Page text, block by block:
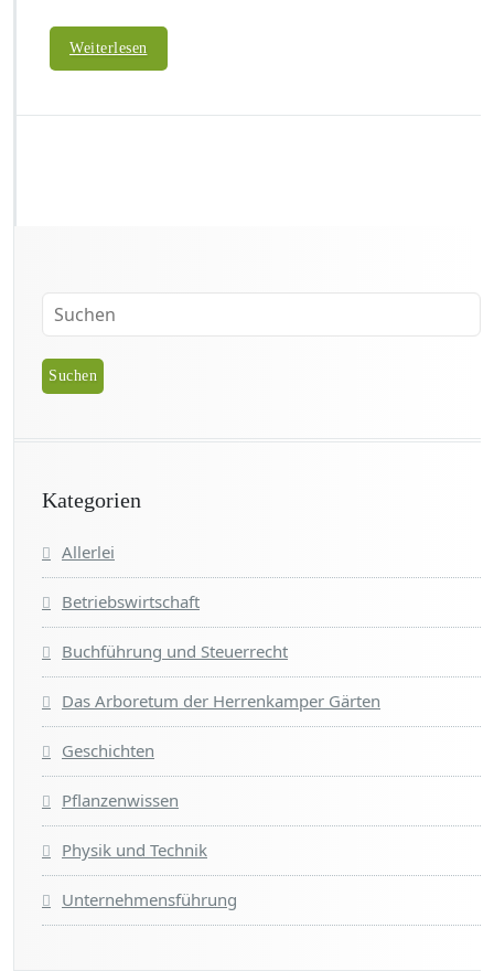
Weiterlesen
Kategorien
Allerlei
Betriebswirtschaft
Buchführung und Steuerrecht
Das Arboretum der Herrenkamper Gärten
Geschichten
Pflanzenwissen
Physik und Technik
Unternehmensführung